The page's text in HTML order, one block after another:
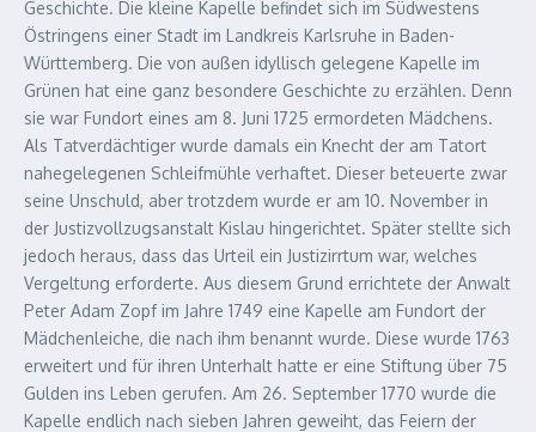
Geschichte. Die kleine Kapelle befindet sich im Südwestens
Östringens einer Stadt im Landkreis Karlsruhe in Baden-
Württemberg. Die von außen idyllisch gelegene Kapelle im
Grünen hat eine ganz besondere Geschichte zu erzählen. Denn
sie war Fundort eines am 8. Juni 1725 ermordeten Mädchens.
Als Tatverdächtiger wurde damals ein Knecht der am Tatort
nahegelegenen Schleifmühle verhaftet. Dieser beteuerte zwar
seine Unschuld, aber trotzdem wurde er am 10. November in
der Justizvollzugsanstalt Kislau hingerichtet. Später stellte sich
jedoch heraus, dass das Urteil ein Justizirrtum war, welches
Vergeltung erforderte. Aus diesem Grund errichtete der Anwalt
Peter Adam Zopf im Jahre 1749 eine Kapelle am Fundort der
Mädchenleiche, die nach ihm benannt wurde. Diese wurde 1763
erweitert und für ihren Unterhalt hatte er eine Stiftung über 75
Gulden ins Leben gerufen. Am 26. September 1770 wurde die
Kapelle endlich nach sieben Jahren geweiht, das Feiern der